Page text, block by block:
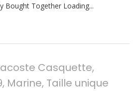
Bought Together Loading...
Casquette,
Marine, Taille unique